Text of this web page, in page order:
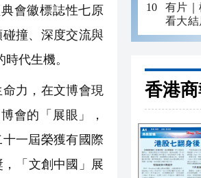
會徽標誌性七原
撞、深度交流與
代生機。
力，在文博會現
會的「展眼」，
一屆榮獲有國際
「文創中國」展
有片
看大
谷 不
香港